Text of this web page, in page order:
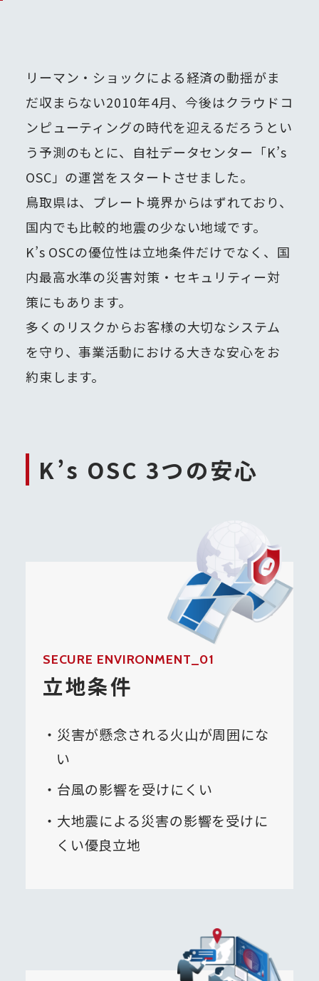
リーマン・ショックによる経済の動揺がま
だ収まらない2010年4月、今後はクラウドコ
ンピューティングの時代を迎えるだろうとい
う予測のもとに、自社データセンター「K’s
OSC」の運営をスタートさせました。
鳥取県は、プレート境界からはずれており、
国内でも比較的地震の少ない地域です。
K’s OSCの優位性は立地条件だけでなく、国
内最高水準の災害対策・セキュリティー対
策にもあります。
多くのリスクからお客様の大切なシステム
を守り、事業活動における大きな安心をお
約束します。
K’s OSC 3つの安心
SECURE ENVIRONMENT_01
立地条件
災害が懸念される火山が周囲にな
い
台風の影響を受けにくい
大地震による災害の影響を受けに
くい優良立地